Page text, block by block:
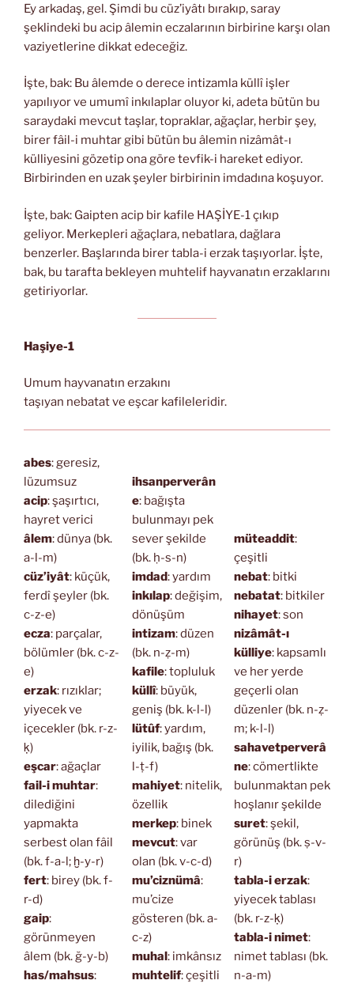
Ey arkadaş, gel. Şimdi bu cüz’iyâtı bırakıp, saray
şeklindeki bu acip âlemin eczalarının birbirine karşı olan
vaziyetlerine dikkat edeceğiz.
İşte, bak: Bu âlemde o derece intizamla küllî işler
yapılıyor ve umumî inkılaplar oluyor ki, adeta bütün bu
saraydaki mevcut taşlar, topraklar, ağaçlar, herbir şey,
birer fâil-i muhtar gibi bütün bu âlemin nizâmât-ı
külliyesini gözetip ona göre tevfik-i hareket ediyor.
Birbirinden en uzak şeyler birbirinin imdadına koşuyor.
İşte, bak: Gaipten acip bir kafile HAŞİYE-1 çıkıp
geliyor. Merkepleri ağaçlara, nebatlara, dağlara
benzerler. Başlarında birer tabla-i erzak taşıyorlar. İşte,
bak, bu tarafta bekleyen muhtelif hayvanatın erzaklarını
getiriyorlar.
Haşiye-1
Umum hayvanatın erzakını
taşıyan nebatat ve eşcar kafileleridir.
abes: geresiz,
lüzumsuz
acip: şaşırtıcı,
hayret verici
âlem: dünya (bk.
a-l-m)
cüz’iyât: küçük,
ferdî şeyler (bk.
c-z-e)
ecza: parçalar,
bölümler (bk. c-z-
e)
erzak: rızıklar;
yiyecek ve
içecekler (bk. r-z-
ḳ)
eşcar: ağaçlar
fail-i muhtar:
dilediğini
yapmakta
serbest olan fâil
(bk. f-a-l; ḫ-y-r)
fert: birey (bk. f-
r-d)
gaip:
görünmeyen
âlem (bk. ğ-y-b)
has/mahsus:
ihsanperverân
e: bağışta
bulunmayı pek
sever şekilde
(bk. ḥ-s-n)
imdad: yardım
inkılap: değişim,
dönüşüm
intizam: düzen
(bk. n-ẓ-m)
kafile: topluluk
küllî: büyük,
geniş (bk. k-l-l)
lütûf: yardım,
iyilik, bağış (bk.
l-ṭ-f)
mahiyet: nitelik,
özellik
merkep: binek
mevcut: var
olan (bk. v-c-d)
mu’ciznümâ:
mu’cize
gösteren (bk. a-
c-z)
muhal: imkânsız
muhtelif: çeşitli
müteaddit:
çeşitli
nebat: bitki
nebatat: bitkiler
nihayet: son
nizâmât-ı
külliye: kapsamlı
ve her yerde
geçerli olan
düzenler (bk. n-ẓ-
m; k-l-l)
sahavetperverâ
ne: cömertlikte
bulunmaktan pek
hoşlanır şekilde
suret: şekil,
görünüş (bk. ṣ-v-
r)
tabla-i erzak:
yiyecek tablası
(bk. r-z-ḳ)
tabla-i nimet:
nimet tablası (bk.
n-a-m)